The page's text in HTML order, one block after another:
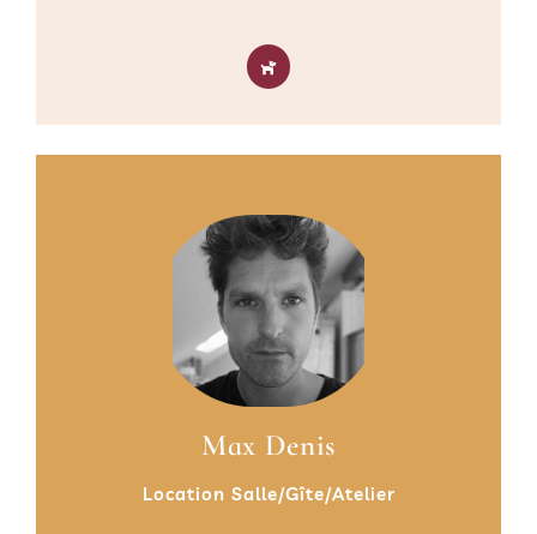
Max Denis
Location Salle/Gîte/Atelier